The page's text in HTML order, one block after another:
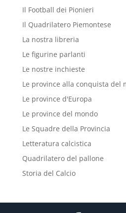
Il Football dei Pionieri
Il Quadrilatero Piemontese
La nostra libreria
Le figurine parlanti
Le nostre inchieste
Le province alla conquista del
Le province d'Europa
Le province del mondo
Le Squadre della Provincia
Letteratura calcistica
Quadrilatero del pallone
Storia del Calcio